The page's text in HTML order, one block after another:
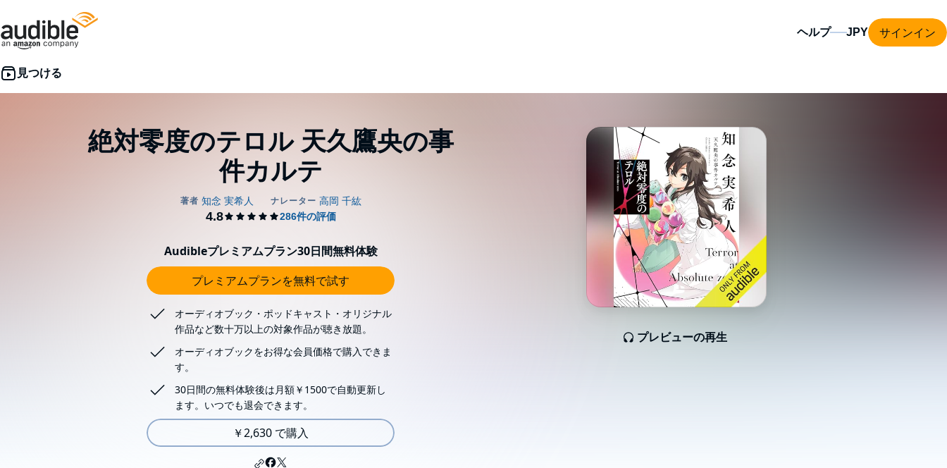
ヘルプ サインイン
絶対零度のテロル 天久鷹央の事
件カルテ
プレビューの再生
Audibleプレミアムプラン30日間無料体験
プレミアムプランを無料で試す
オーディオブック・ポッドキャスト・オリジナル
作品など数十万以上の対象作品が聴き放題。
オーディオブックをお得な会員価格で購入できま
す。
30日間の無料体験後は月額￥1500で自動更新し
ます。いつでも退会できます。
￥2,630 で購入